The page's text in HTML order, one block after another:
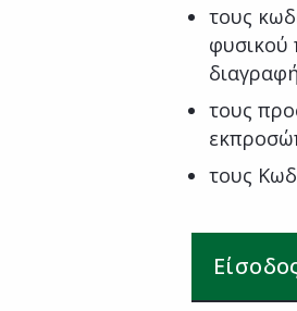
τους
φυσικού
τους
τους